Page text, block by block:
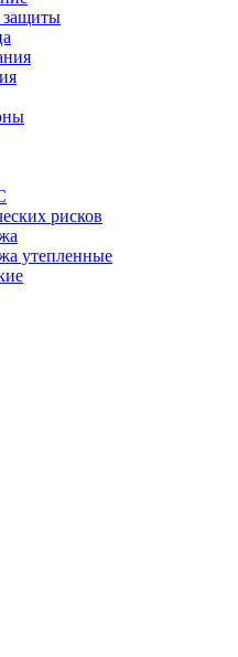
защиты
рисков
утепленные